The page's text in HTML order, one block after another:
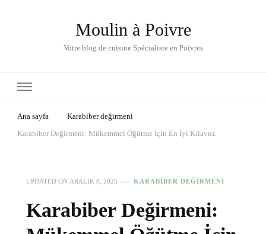
Moulin à Poivre
Votre blog de cuisine Spécialiste en Poivres
Ana sayfa
Karabiber değirmeni
Karabiber Değirmeni: Mükemmel Öğütme İçin En İyi Kılavuz
UPDATED ON ARALIK 8, 2025 KARABIBER DEĞIRMENI
Karabiber Değirmeni: